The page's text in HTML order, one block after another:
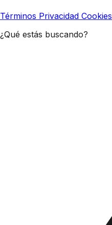
Términos Privacidad Cookies
¿Qué estás buscando?